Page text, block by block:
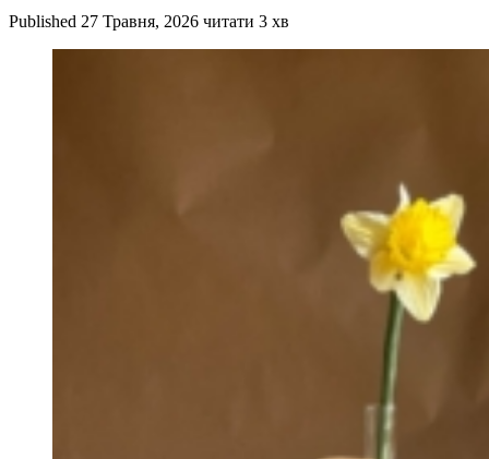
Published 27 Травня, 2026 читати 3 хв